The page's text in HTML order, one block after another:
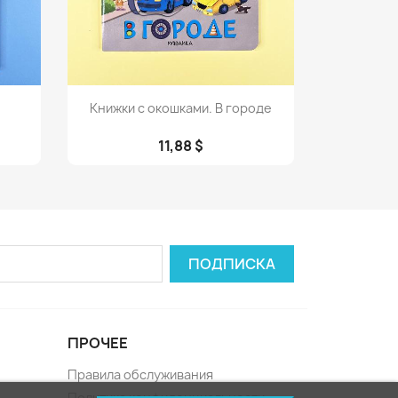
Просмотр
Книжки с окошками. В городе
11,88 $
ПРОЧЕЕ
Правила обслуживания